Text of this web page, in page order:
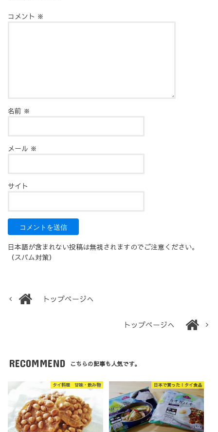
コメント ※
名前 ※
メール ※
サイト
日本語が含まれない投稿は無視されますのでご注意ください。
（スパム対策）
トップページへ
トップページへ
RECOMMEND こちらの記事も人気です。
タイ料理 甘味・飲み物 日本で買った！タイ食品